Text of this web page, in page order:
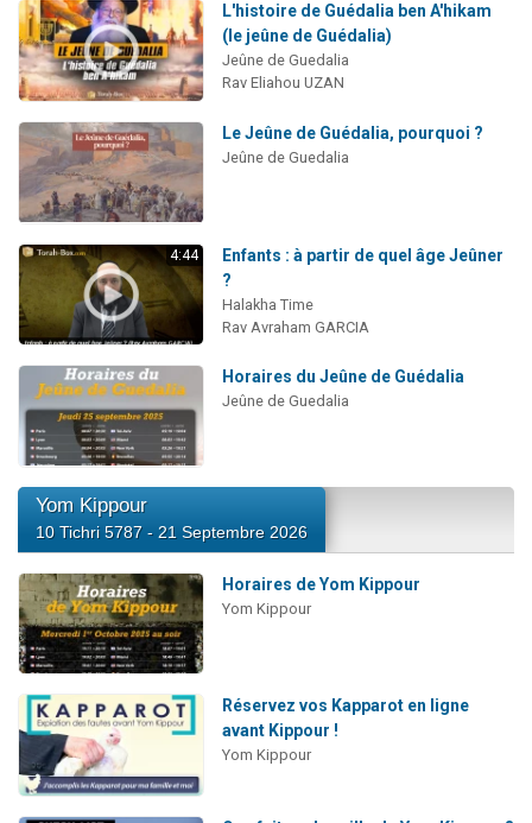
L'histoire de Guédalia ben A'hikam
(le jeûne de Guédalia)
Jeûne de Guedalia
Rav Eliahou UZAN
Le Jeûne de Guédalia, pourquoi ?
Jeûne de Guedalia
4:44
Enfants : à partir de quel âge Jeûner
?
Halakha Time
Rav Avraham GARCIA
Horaires du Jeûne de Guédalia
Jeûne de Guedalia
Yom Kippour
10 Tichri 5787 - 21 Septembre 2026
Horaires de Yom Kippour
Yom Kippour
Réservez vos Kapparot en ligne
avant Kippour !
Yom Kippour